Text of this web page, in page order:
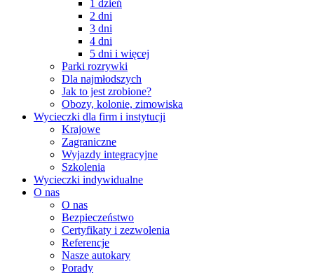
1 dzień
2 dni
3 dni
4 dni
5 dni i więcej
Parki rozrywki
Dla najmłodszych
Jak to jest zrobione?
Obozy, kolonie, zimowiska
Wycieczki dla firm i instytucji
Krajowe
Zagraniczne
Wyjazdy integracyjne
Szkolenia
Wycieczki indywidualne
O nas
O nas
Bezpieczeństwo
Certyfikaty i zezwolenia
Referencje
Nasze autokary
Porady